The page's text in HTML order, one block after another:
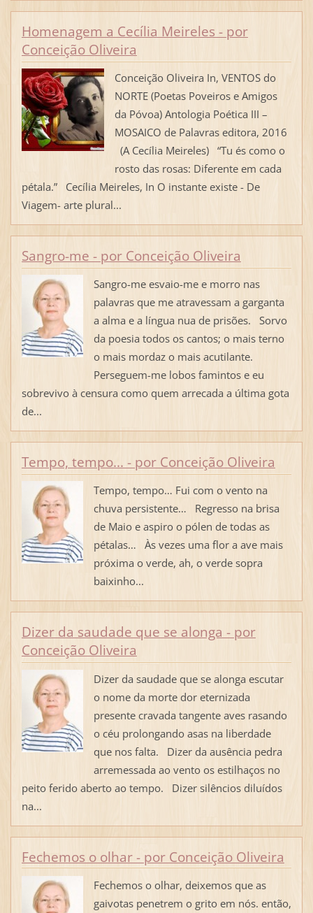
Homenagem a Cecília Meireles - por
Conceição Oliveira
Conceição Oliveira In, VENTOS do
NORTE (Poetas Poveiros e Amigos
da Póvoa) Antologia Poética III –
MOSAICO de Palavras editora, 2016
(A Cecília Meireles) “Tu és como o
rosto das rosas: Diferente em cada
pétala.” Cecília Meireles, In O instante existe - De
Viagem- arte plural...
Sangro-me - por Conceição Oliveira
Sangro-me esvaio-me e morro nas
palavras que me atravessam a garganta
a alma e a língua nua de prisões. Sorvo
da poesia todos os cantos; o mais terno
o mais mordaz o mais acutilante.
Perseguem-me lobos famintos e eu
sobrevivo à censura como quem arrecada a última gota
de...
Tempo, tempo... - por Conceição Oliveira
Tempo, tempo… Fui com o vento na
chuva persistente… Regresso na brisa
de Maio e aspiro o pólen de todas as
pétalas… Às vezes uma flor a ave mais
próxima o verde, ah, o verde sopra
baixinho...
Dizer da saudade que se alonga - por
Conceição Oliveira
Dizer da saudade que se alonga escutar
o nome da morte dor eternizada
presente cravada tangente aves rasando
o céu prolongando asas na liberdade
que nos falta. Dizer da ausência pedra
arremessada ao vento os estilhaços no
peito ferido aberto ao tempo. Dizer silêncios diluídos
na...
Fechemos o olhar - por Conceição Oliveira
Fechemos o olhar, deixemos que as
gaivotas penetrem o grito em nós. então,